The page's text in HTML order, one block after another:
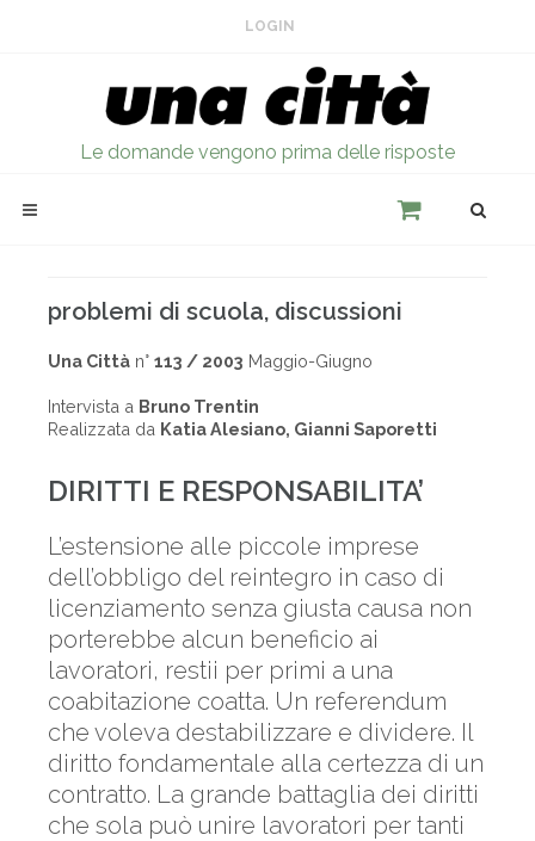
LOGIN
Le domande vengono prima delle risposte
problemi di scuola, discussioni
Una Città n° 113 / 2003 Maggio-Giugno
Intervista a Bruno Trentin
Realizzata da Katia Alesiano, Gianni Saporetti
DIRITTI E RESPONSABILITA’
L’estensione alle piccole imprese
dell’obbligo del reintegro in caso di
licenziamento senza giusta causa non
porterebbe alcun beneficio ai
lavoratori, restii per primi a una
coabitazione coatta. Un referendum
che voleva destabilizzare e dividere. Il
diritto fondamentale alla certezza di un
contratto. La grande battaglia dei diritti
che sola può unire lavoratori per tanti